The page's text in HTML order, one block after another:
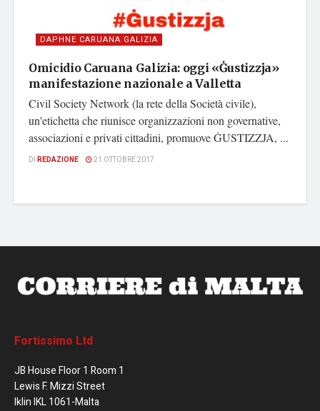
DAPHNE CARUANA GALIZIA
Omicidio Caruana Galizia: oggi «Ġustizzja»
manifestazione nazionale a Valletta
Civil Society Network (la rete della Società civile),
un'etichetta che riunisce organizzazioni non governative,
associazioni e privati cittadini, promuove ĠUSTIZZJA, ...
DI REDAZIONE 21 OTTOBRE 2017
Fortissimo Ltd
JB House Floor 1 Room 1
Lewis F. Mizzi Street
Iklin IKL 1061-Malta